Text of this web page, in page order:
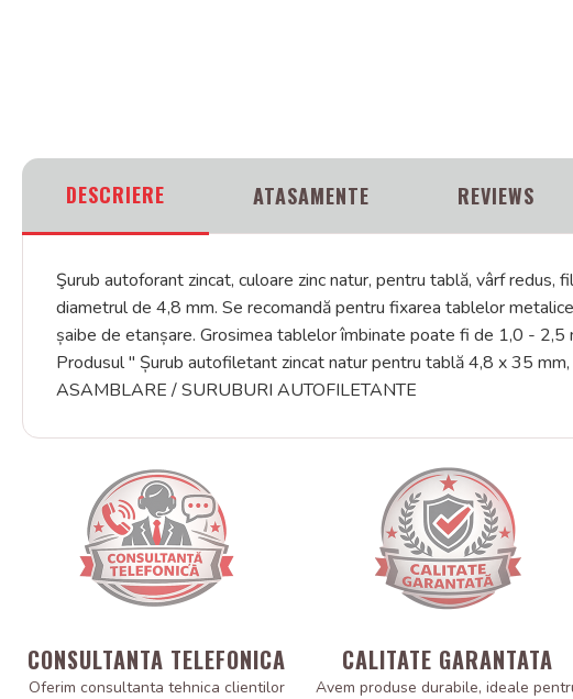
DESCRIERE ATASAMENTE REVIEWS
Şurub autoforant zincat, culoare zinc natur, pentru tablă, vârf
diametrul de 4,8 mm. Se recomandă pentru fixarea tablelor
șaibe de etanșare. Grosimea tablelor îmbinate poate fi de 1,0 - 2,5
Produsul " Șurub autofiletant zincat natur pentru tablă 4,8 x 35
ASAMBLARE / SURUBURI AUTOFILETANTE
CONSULTANTA TELEFONICA
Oferim consultanta tehnica clientilor
CALITATE GARANTATA
Avem produse durabile, ideale